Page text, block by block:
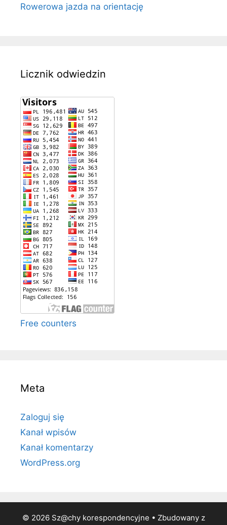
Rowerowa jazda na orientację
Licznik odwiedzin
Free counters
Meta
Zaloguj się
Kanał wpisów
Kanał komentarzy
WordPress.org
© 2026 Sz@chy korespondencyjne • Zbudowany z